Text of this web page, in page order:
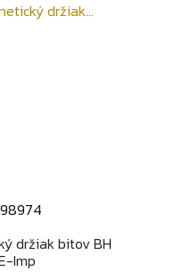
držiak bitov BH
Imp
náhľad